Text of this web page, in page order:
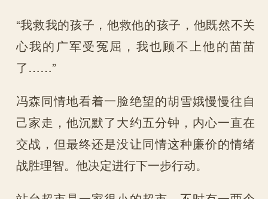
“我救我的孩子，他救他的孩子，他既然不关
心我的广军受冤屈，我也顾不上他的苗苗
了……”
冯森同情地看着一脸绝望的胡雪娥慢慢往自
己家走，他沉默了大约五分钟，内心一直在
交战，但最终还是没让同情这种廉价的情绪
战胜理智。他决定进行下一步行动。